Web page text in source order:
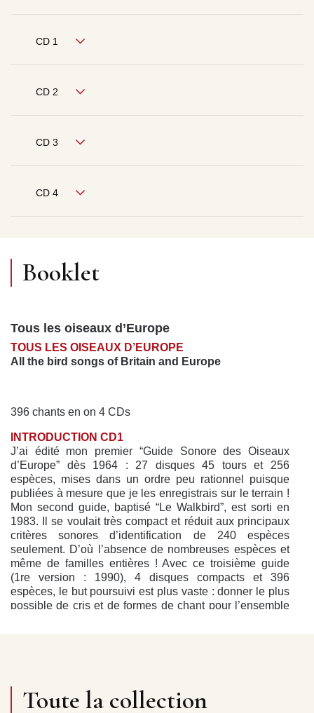
CD 1
CD 2
CD 3
CD 4
Booklet
Tous les oiseaux d’Europe
TOUS LES OISEAUX D’EUROPE
All the bird songs of Britain and Europe
396 chants en on 4 CDs
INTRODUCTION CD1
J’ai édité mon premier “Guide Sonore des Oiseaux
d’Europe” dès 1964 : 27 disques 45 tours et 256
espèces, mises dans un ordre peu rationnel puisque
publiées à mesure que je les enregistrais sur le terrain !
Mon second guide, baptisé “Le Walkbird”, est sorti en
1983. Il se voulait très compact et réduit aux principaux
critères sonores d’identification de 240 espèces
seulement. D’où l’absence de nombreuses espèces et
même de familles entières ! Avec ce troisième guide
(1re version : 1990), 4 disques compacts et 396
espèces, le but pour­suivi est plus vaste : donner le plus
possible de cris et de formes de chant pour l’ensemble
matière sonore publiée. Cet apport est d’une valeur
qualitative inestimable. Seuls deux ou trois auteurs se
Toute la collection